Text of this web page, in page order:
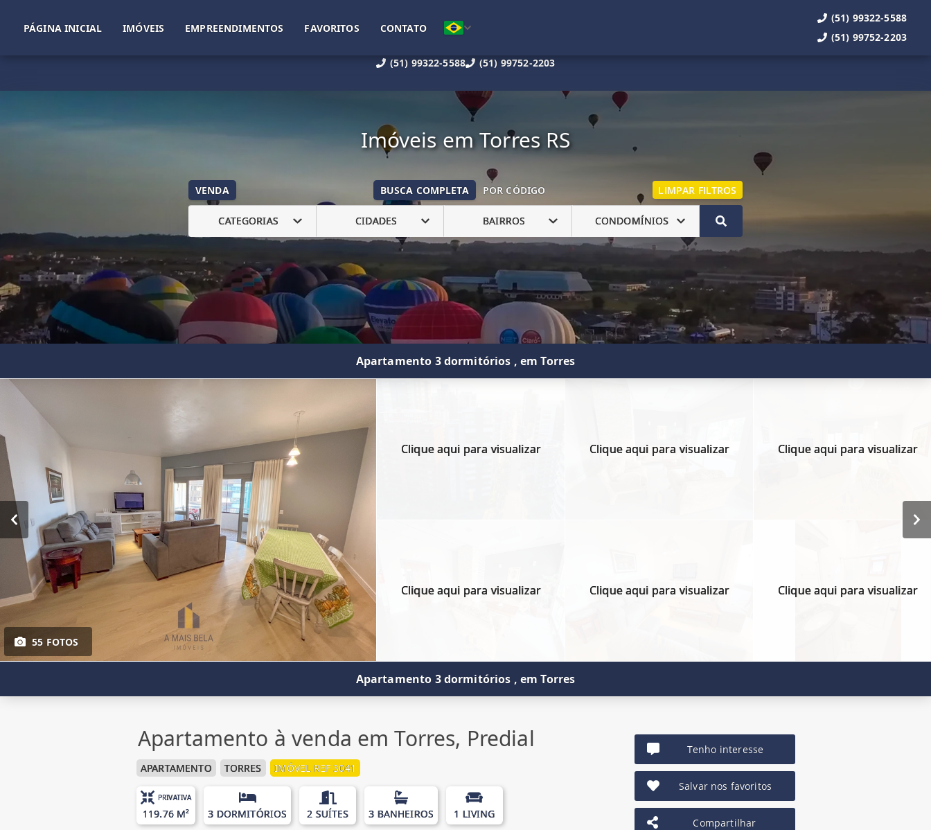
(51) 99322-5588 (51) 99752-2203
PÁGINA INICIAL IMÓVEIS EMPREENDIMENTOS FAVORITOS CONTATO
(51) 99322-5588
(51) 99752-2203
Imóveis em Torres RS
VENDA BUSCA COMPLETA POR CÓDIGO LIMPAR FILTROS
CATEGORIAS CIDADES BAIRROS CONDOMÍNIOS
Apartamento 3 dormitórios , em Torres
55 FOTOS
Clique aqui para visualizar
Clique aqui para visualizar
Clique aqui para visualizar
Clique aqui para visualizar
Clique aqui para visualizar
Clique aqui para visualizar
Apartamento 3 dormitórios , em Torres
Apartamento à venda em Torres, Predial
APARTAMENTO TORRES IMÓVEL REF 3041
PRIVATIVA
119.76 M² 3 DORMITÓRIOS 2 SUÍTES 3 BANHEIROS 1 LIVING
Tenho interesse
Salvar nos favoritos
Compartilhar